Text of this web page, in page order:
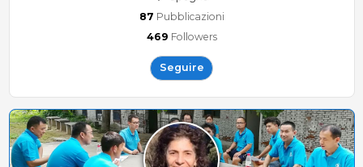
87 Pubblicazioni
469 Followers
Seguire